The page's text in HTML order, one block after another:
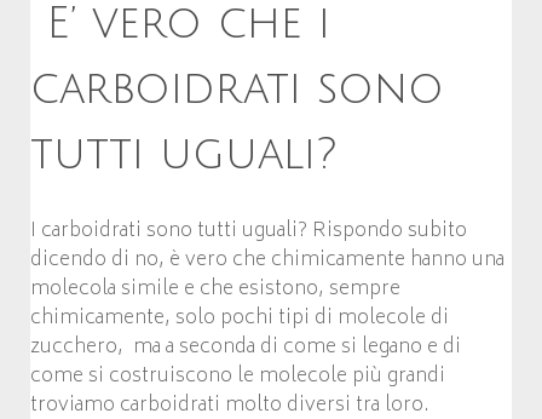
E’ vero che i
carboidrati sono
tutti uguali?
I carboidrati sono tutti uguali? Rispondo subito
dicendo di no, è vero che chimicamente hanno una
molecola simile e che esistono, sempre
chimicamente, solo pochi tipi di molecole di
zucchero, ma a seconda di come si legano e di
come si costruiscono le molecole più grandi
troviamo carboidrati molto diversi tra loro.